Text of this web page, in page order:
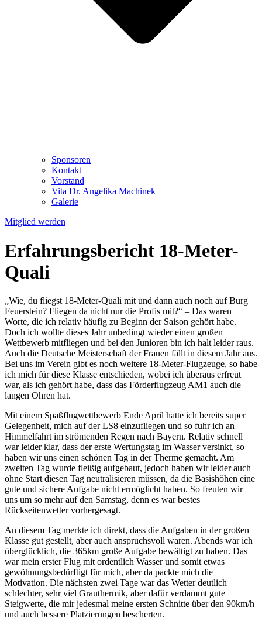
Sponsoren
Kontakt
Vorstand
Vita Dr. Angelika Machinek
Galerie
Mitglied werden
Erfahrungsbericht 18-Meter-
Quali
„Wie, du fliegst 18-Meter-Quali mit und dann auch noch auf Burg
Feuerstein? Fliegen da nicht nur die Profis mit?“ – Das waren
Worte, die ich relativ häufig zu Beginn der Saison gehört habe.
Doch ich wollte dieses Jahr unbedingt wieder einen großen
Wettbewerb mitfliegen und bei den Junioren bin ich halt leider raus.
Auch die Deutsche Meisterschaft der Frauen fällt in diesem Jahr aus.
Bei uns im Verein gibt es noch weitere 18-Meter-Flugzeuge, so habe
ich mich für diese Klasse entschieden, wobei ich überaus erfreut
war, als ich gehört habe, dass das Förderflugzeug AM1 auch die
langen Ohren hat.
Mit einem Spaßflugwettbewerb Ende April hatte ich bereits super
Gelegenheit, mich auf der LS8 einzufliegen und so fuhr ich an
Himmelfahrt im strömenden Regen nach Bayern. Relativ schnell
war leider klar, dass der erste Wertungstag im Wasser versinkt, so
haben wir uns einen schönen Tag in der Therme gemacht. Am
zweiten Tag wurde fleißig aufgebaut, jedoch haben wir leider auch
ohne Start diesen Tag neutralisieren müssen, da die Basishöhen eine
gute und sichere Aufgabe nicht ermöglicht haben. So freuten wir
uns um so mehr auf den Samstag, denn es war bestes
Rückseitenwetter vorhergesagt.
An diesem Tag merkte ich direkt, dass die Aufgaben in der großen
Klasse gut gestellt, aber auch anspruchsvoll waren. Abends war ich
überglücklich, die 365km große Aufgabe bewältigt zu haben. Das
war mein erster Flug mit ordentlich Wasser und somit etwas
gewöhnungsbedürftigt für mich, aber da packte mich die
Motivation. Die nächsten zwei Tage war das Wetter deutlich
schlechter, sehr viel Grauthermik, aber dafür verdammt gute
Steigwerte, die mir jedesmal meine ersten Schnitte über den 90km/h
und auch bessere Platzierungen bescherten.